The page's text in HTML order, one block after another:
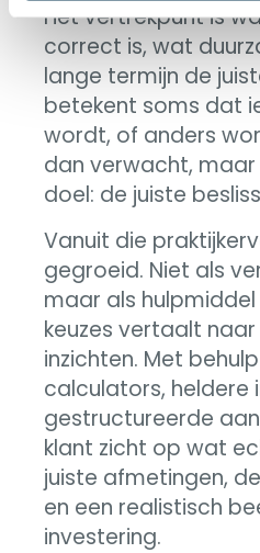
Het vertrekpunt is
correct is, wat
lange termijn de
betekent soms dat
wordt, of anders
dan verwacht,
doel: de juiste
Vanuit die
gegroeid. Niet als
maar als
keuzes vertaalt naar
inzichten. Met
calculators, heldere
gestructureerde
klant zicht op wat
juiste afmetingen,
en een realistisch
investering.